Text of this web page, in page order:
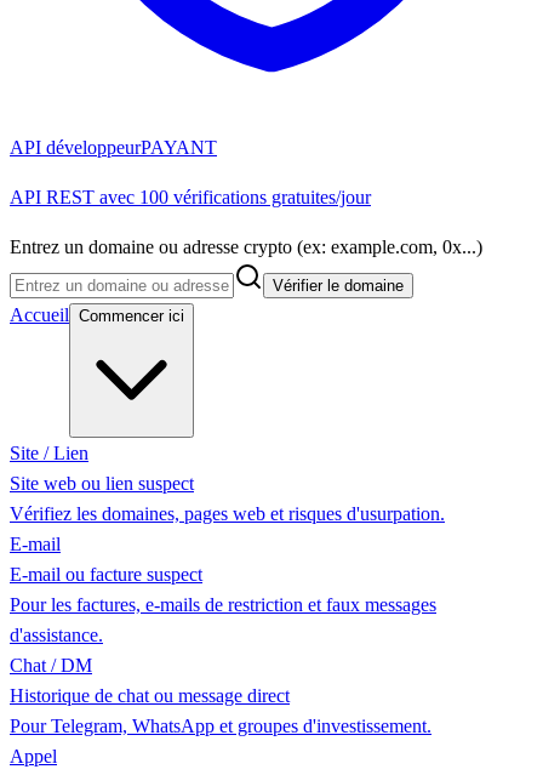
API développeurPAYANT
API REST avec 100 vérifications gratuites/jour
Entrez un domaine ou adresse crypto (ex: example.com, 0x...)
Vérifier le domaine
Accueil Commencer ici
Site / Lien
Site web ou lien suspect
Vérifiez les domaines, pages web et risques d'usurpation.
E-mail
E-mail ou facture suspect
Pour les factures, e-mails de restriction et faux messages
d'assistance.
Chat / DM
Historique de chat ou message direct
Pour Telegram, WhatsApp et groupes d'investissement.
Appel